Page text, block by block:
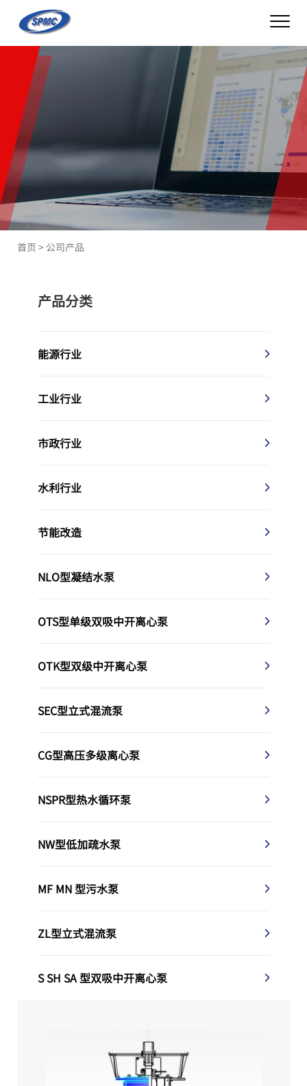
首页 > 公司产品
产品分类
能源行业
工业行业
市政行业
水利行业
节能改造
NLO型凝结水泵
OTS型单级双吸中开离心泵
OTK型双级中开离心泵
SEC型立式混流泵
CG型高压多级离心泵
NSPR型热水循环泵
NW型低加疏水泵
MF MN 型污水泵
ZL型立式混流泵
S SH SA 型双吸中开离心泵